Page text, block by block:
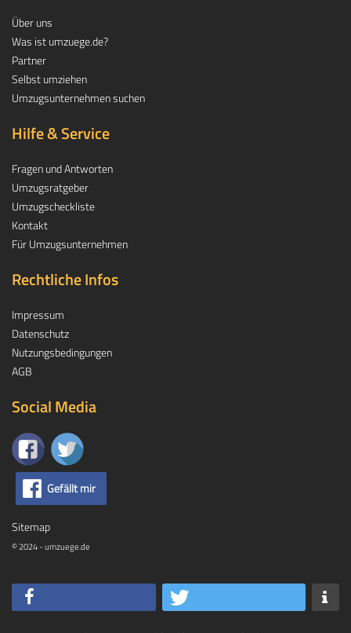
Über uns
Was ist umzuege.de?
Partner
Selbst umziehen
Umzugsunternehmen suchen
Hilfe & Service
Fragen und Antworten
Umzugsratgeber
Umzugscheckliste
Kontakt
Für Umzugsunternehmen
Rechtliche Infos
Impressum
Datenschutz
Nutzungsbedingungen
AGB
Social Media
Gefällt mir
Sitemap
© 2024 - umzuege.de